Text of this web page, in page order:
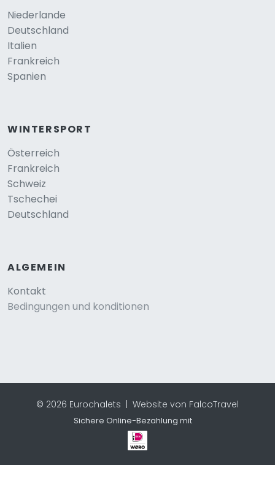
Niederlande
Deutschland
Italien
Frankreich
Spanien
WINTERSPORT
Österreich
Frankreich
Schweiz
Tschechei
Deutschland
ALGEMEIN
Kontakt
Bedingungen und konditionen
© 2026 Eurochalets | Website von FalcoTravel
Sichere Online-Bezahlung mit